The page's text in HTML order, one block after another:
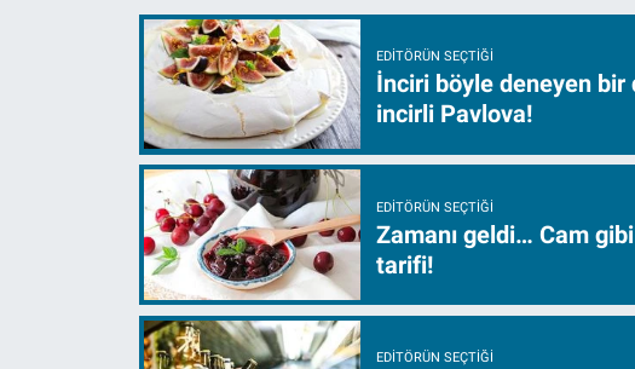
EDITÖRÜN SEÇTIĞI
İnciri böyle deneyen
incirli Pavlova!
EDITÖRÜN SEÇTIĞI
Zamanı geldi… Cam
tarifi!
EDITÖRÜN SEÇTIĞI